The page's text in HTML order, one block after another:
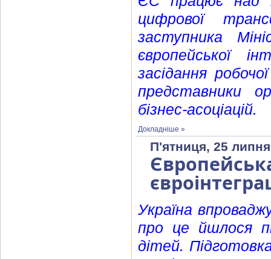
цифрової
заступника
європейської
засідання
представники
бізнес-асоціацій.
Докладніше »
П'ятниця, 25
Україна
про це йшлося
дітей.